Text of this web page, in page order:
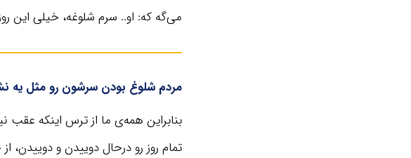
می‌گه که: او.. سرم شلوغه، خیلی این
مردم شلوغ بودن سرشون رو مثل یه
بنابراین همه‌ی ما از ترس اینکه عقب
تمام روز رو درحال دوییدن و